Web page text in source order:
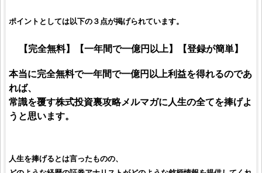
ポイントとしては以下の３点が掲げられています。
【完全無料】【一年間で一億円以上】【登録が簡単】
本当に完全無料で一年間で一億円以上利益を得れるのであ
れば、
常識を覆す株式投資裏攻略メルマガに人生の全てを捧げよ
うと思います。
人生を捧げるとは言ったものの、